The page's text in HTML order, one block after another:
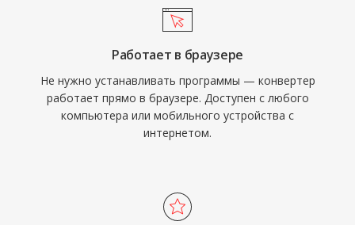
Работает в браузере
Не нужно устанавливать программы — конвертер
работает прямо в браузере. Доступен с любого
компьютера или мобильного устройства с
интернетом.